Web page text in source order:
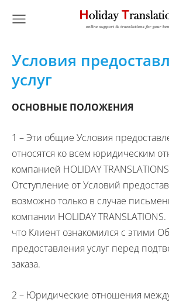
Условия
услуг
ОСНОВНЫЕ ПОЛОЖЕНИЯ
1 – Эти общие Условия
относятся ко всем юридическим
компанией HOLIDAYTRANSLATIONS
Отступление от Условий
возможно только в случае
компании HOLIDAYTRANSLATIONS.
что Клиент ознакомился с этими
предоставления услуг перед
заказа.
2 – Юридические отношения